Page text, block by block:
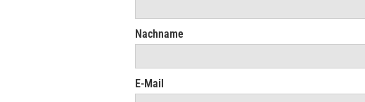
Nachname
E-Mail